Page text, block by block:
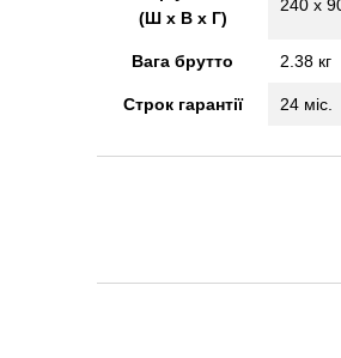
(Ш х В х Г)
240 x
Вага брутто 2.38 кг
Строк гарантії 24 міс.